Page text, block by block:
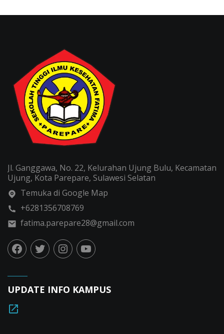
Jl. Ganggawa, No. 22, Kelurahan Ujung Bulu, Kecamatan
Ujung, Kota Parepare, Sulawesi Selatan
Temuka di Google Map
+6281356708769
fatima.parepare28@gmail.com
UPDATE INFO KAMPUS